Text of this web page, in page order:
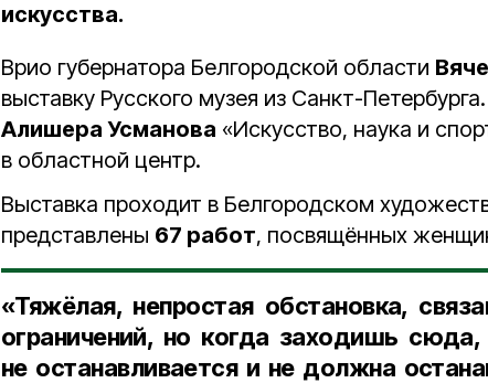
искусства.
Врио губернатора Белгородской области
выставку Русского музея из Санкт-
Алишера Усманова «Искусство, наука и
в областной центр.
Выставка проходит в Белгородском
представлены 67 работ, посвящённых
«Тяжёлая, непростая обстановка,
ограничений, но когда заходишь
не останавливается и не должна